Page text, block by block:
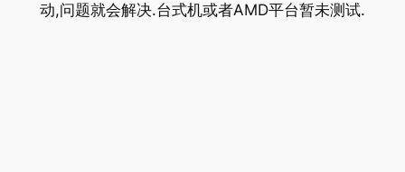
动,问题就会解决.台式机或者AMD平台暂未测试.